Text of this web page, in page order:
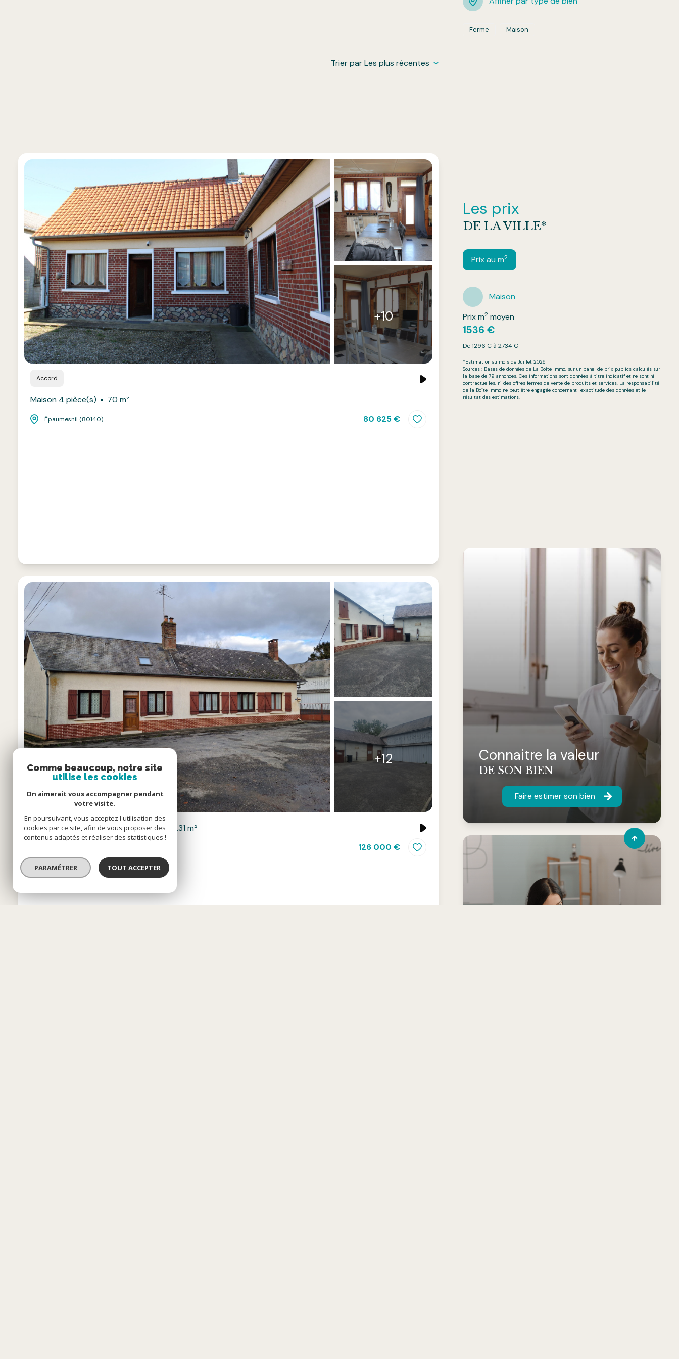
Trier par Les plus récentes
+10
Accord
Maison 4 pièce(s) 70 m²
Épaumesnil (80140) 80 625 €
+12
Ferme 6 pièce(s) 4 chambre(s) 155.31 m²
126 000 €
Ferme Maison
Les prix
DE LA VILLE*
Prix au m2
Maison
Prix m2 moyen
1536 €
De 1296 € à 2734 €
*Estimation au mois de Juillet 2026
Sources : Bases de données de La Boîte Immo, sur un panel de prix publics calculés sur
la base de 79 annonces. Ces informations sont données à titre indicatif et ne sont ni
contractuelles, ni des offres fermes de vente de produits et services. La responsabilité
de la Boîte Immo ne peut être engagée concernant l'exactitude des données et le
résultat des estimations.
Connaitre la valeur
DE SON BIEN
Faire estimer son bien
Comme beaucoup, notre site
utilise les cookies
On aimerait vous accompagner pendant
votre visite.
En poursuivant, vous acceptez l'utilisation des
cookies par ce site, afin de vous proposer des
contenus adaptés et réaliser des statistiques !
PARAMÉTRER TOUT ACCEPTER